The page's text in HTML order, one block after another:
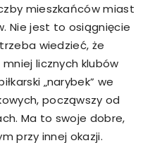
mieszkańców miast
Nie jest to osiągnięcie
wiedzieć, że
licznych klubów
„narybek” we
począwszy od
Ma to swoje dobre,
przy innej okazji.